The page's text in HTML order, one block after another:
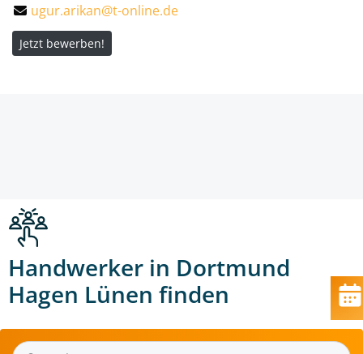
ugur.arikan@t-online.de
Jetzt bewerben!
Handwerker in Dortmund
Hagen Lünen finden